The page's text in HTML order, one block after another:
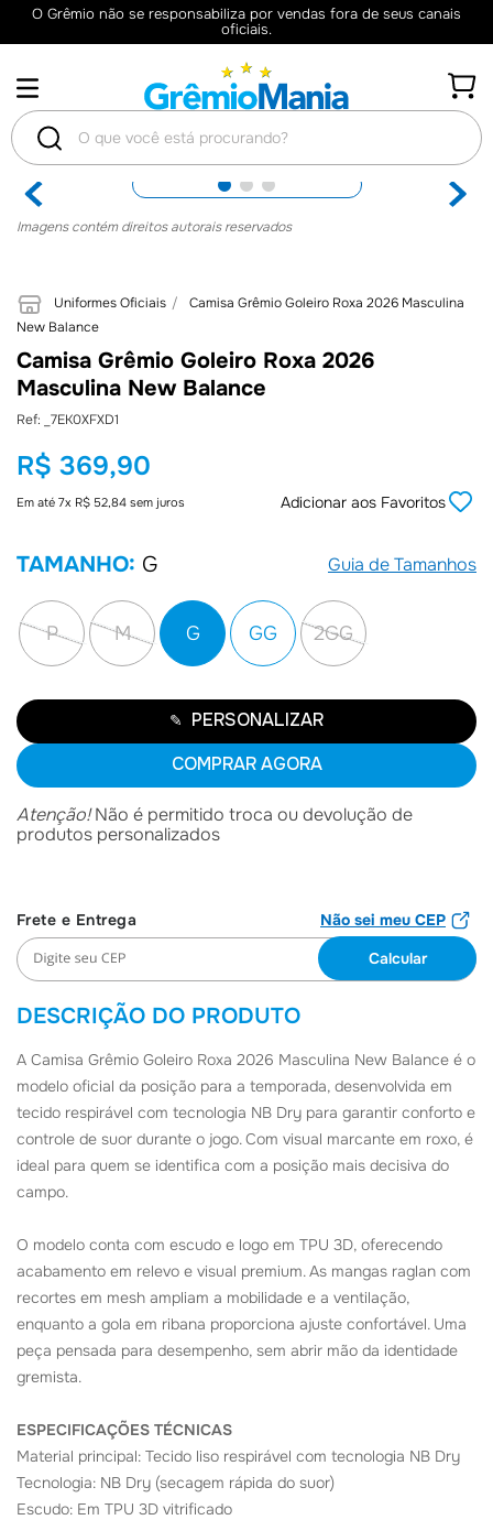
O Grêmio não se responsabiliza por vendas fora de seus canais
oficiais.
O que você está procurando?
Imagens contém direitos autorais reservados
Uniformes Oficiais
Camisa Grêmio Goleiro Roxa 2026 Masculina
New Balance
Camisa Grêmio Goleiro Roxa 2026
Masculina New Balance
: _7EK0XFXD1
R$ 369,90
Em até 7x R$ 52,84 sem juros Adicionar aos Favoritos
TAMANHO: G Guia de Tamanhos
P M G GG 2GG
✎ PERSONALIZAR
COMPRAR AGORA
Atenção!Não é permitido troca ou devolução de
produtos personalizados
Não sei meu CEP
DESCRIÇÃO DO PRODUTO
A Camisa Grêmio Goleiro Roxa 2026 Masculina New Balance é o
modelo oficial da posição para a temporada, desenvolvida em
tecido respirável com tecnologia NB Dry para garantir conforto e
controle de suor durante o jogo. Com visual marcante em roxo, é
ideal para quem se identifica com a posição mais decisiva do
campo.
O modelo conta com escudo e logo em TPU 3D, oferecendo
acabamento em relevo e visual premium. As mangas raglan com
recortes em mesh ampliam a mobilidade e a ventilação,
enquanto a gola em ribana proporciona ajuste confortável. Uma
peça pensada para desempenho, sem abrir mão da identidade
gremista.
ESPECIFICAÇÕES TÉCNICAS
Material principal: Tecido liso respirável com tecnologia NB Dry
Tecnologia: NB Dry (secagem rápida do suor)
Escudo: Em TPU 3D vitrificado
2º
6º
Jaqueta
9